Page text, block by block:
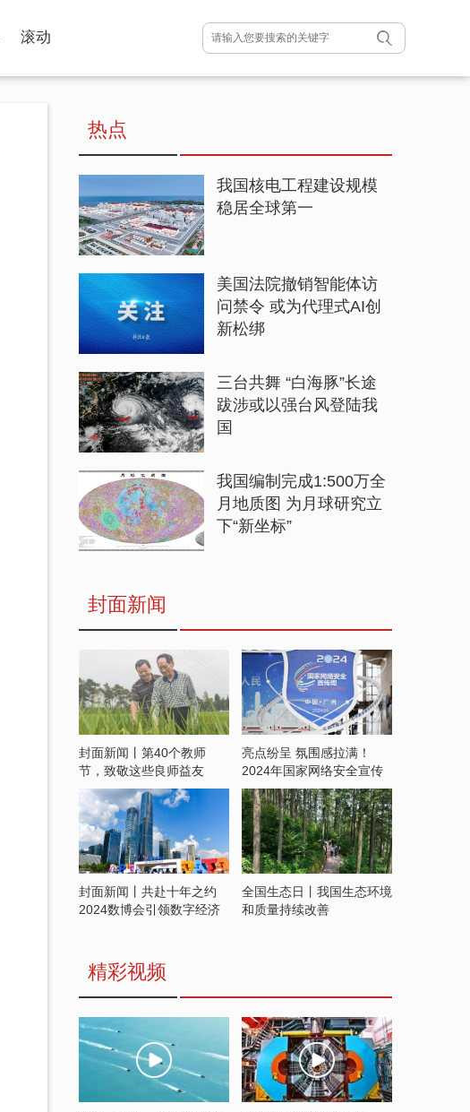
滚动
热点
我国核电工程建设规模
稳居全球第一
美国法院撤销智能体访
问禁令 或为代理式AI创
新松绑
三台共舞 “白海豚”长途
跋涉或以强台风登陆我
国
我国编制完成1:500万全
月地质图 为月球研究立
下“新坐标”
封面新闻
封面新闻丨第40个教师
节，致敬这些良师益友
亮点纷呈 氛围感拉满！
2024年国家网络安全宣传
周开启
封面新闻丨共赴十年之约
2024数博会引领数字经济
全国生态日丨我国生态环境
和质量持续改善
精彩视频